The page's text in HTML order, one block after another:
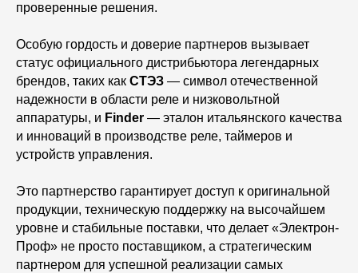
проверенные решения.
Особую гордость и доверие партнеров вызывает
статус официального дистрибьютора легендарных
брендов, таких как СТЭЗ — символ отечественной
надежности в области реле и низковольтной
аппаратуры, и Finder — эталон итальянского качества
и инноваций в производстве реле, таймеров и
устройств управления.
Это партнерство гарантирует доступ к оригинальной
продукции, техническую поддержку на высочайшем
уровне и стабильные поставки, что делает «Электрон-
Проф» не просто поставщиком, а стратегическим
партнером для успешной реализации самых